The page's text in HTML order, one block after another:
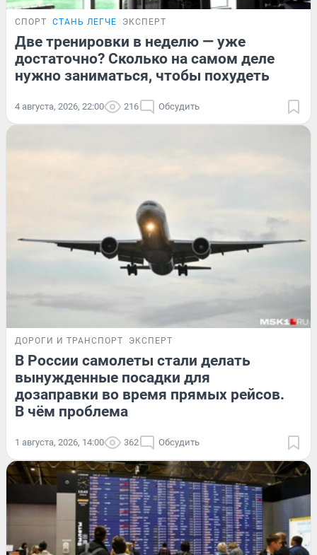
СПОРТ СТАНЬ ЛЕГЧЕ ЭКСПЕРТ
Две тренировки в неделю — уже
достаточно? Сколько на самом деле
нужно заниматься, чтобы похудеть
4 августа, 2026, 22:00 216 Обсудить
ДОРОГИ И ТРАНСПОРТ ЭКСПЕРТ
В России самолеты стали делать
вынужденные посадки для
дозаправки во время прямых рейсов.
В чём проблема
1 августа, 2026, 14:00 362 Обсудить